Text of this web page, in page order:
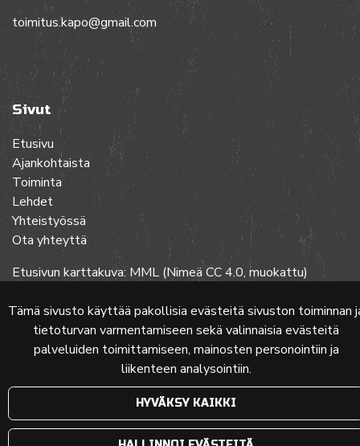
Tämä sivusto käyttää pakollisia evästeitä sivuston toiminnan
tietoturvan varmentamiseen sekä valinnaisia evästeitä
palveluiden toimittamiseen, mainosten personointiin ja
liikenteen analysointiin.
HYVÄKSY KAIKKI
toimitus.kapo@gmail.com
Sivut
Etusivu
Ajankohtaista
Toiminta
Lehdet
Yhteistyössä
Ota yhteyttä
Etusivun karttakuva: MML (Nimeä CC 4.0, muokattu)
© 2024 PKMT | VerkkosivuatFlow Oy